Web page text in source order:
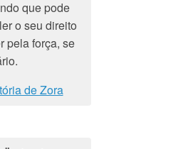
que pode
o seu direito
pela força, se
de Zora